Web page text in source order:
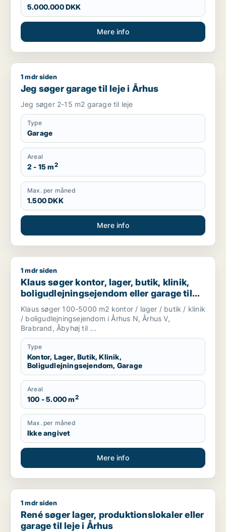
5.000.000 DKK
Mere info
Jeg søger garage til leje i Århus
1 mdr siden
Jeg søger garage til leje i Århus
Jeg søger 2-15 m2 garage til leje
Type
Garage
Areal
2 - 15 m2
Max. per måned
1.500 DKK
Mere info
Klaus søger kontor, lager, butik, klinik,
1 mdr siden
Klaus søger kontor, lager, butik, klinik,
boligudlejningsejendom eller garage til
salg i Århus N, Århus V eller Brabrand
m.fl.
Klaus søger 100-5000 m2 kontor / lager / butik / klinik
/ boligudlejningsejendom i Århus N, Århus V,
Brabrand, Åbyhøj til ...
Type
Kontor, Lager, Butik, Klinik,
Boligudlejningsejendom, Garage
Areal
100 - 5.000 m2
Max. per måned
Ikke angivet
Mere info
René søger lager, produktionslokaler eller garage til leje i
1 mdr siden
René søger lager, produktionslokaler eller
garage til leje i Århus